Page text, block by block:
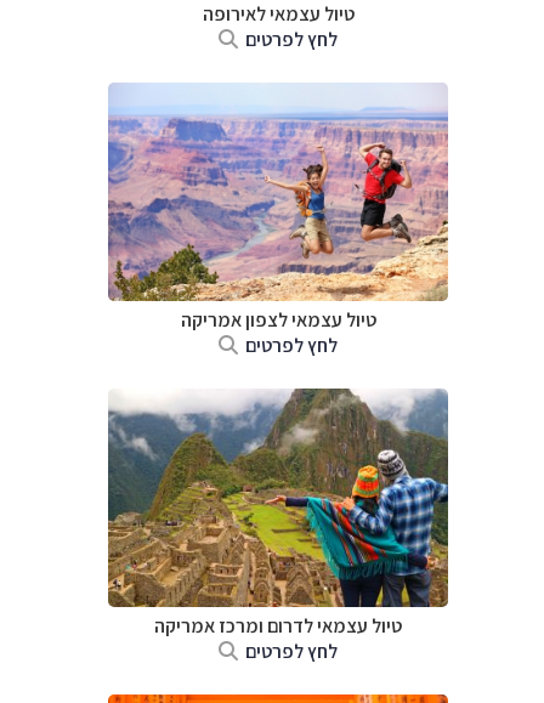
טיול עצמאי לאירופה
לחץ לפרטים
טיול עצמאי לצפון אמריקה
לחץ לפרטים
טיול עצמאי לדרום ומרכז אמריקה
לחץ לפרטים